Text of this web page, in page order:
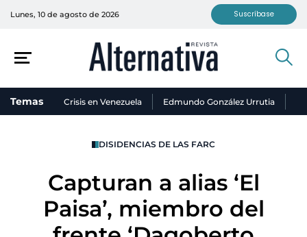
Lunes, 10 de agosto de 2026 Suscríbase
Temas Crisis en Venezuela Edmundo González Urrutia
DISIDENCIAS DE LAS FARC
Capturan a alias ‘El
Paisa’, miembro del